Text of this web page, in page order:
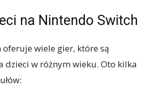
na Nintendo Switch
wiele gier, które są
dzieci w różnym wieku. Oto kilka